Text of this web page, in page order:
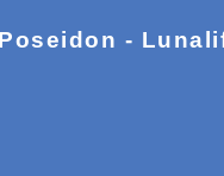
Poseidon -